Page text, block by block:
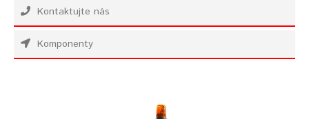
Kontaktujte nás
Komponenty